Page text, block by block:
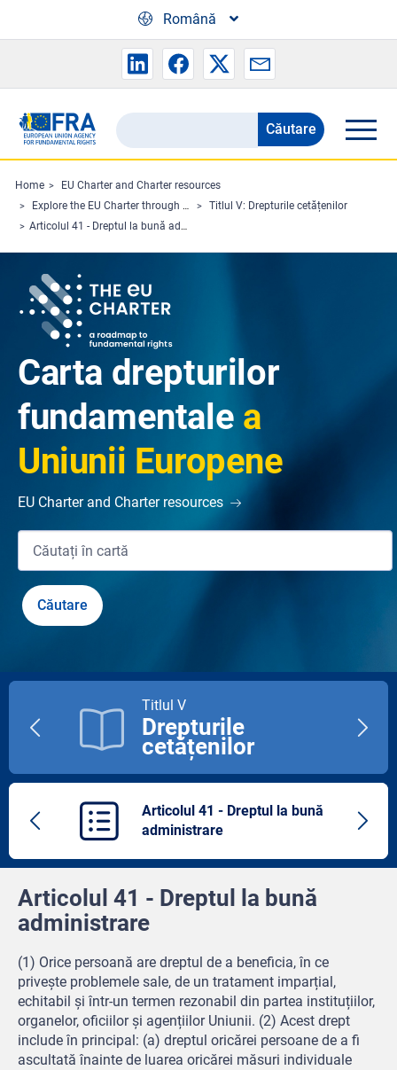
Română
Search
the
FRA
website
Căutare
Home
EU Charter and Charter resources
Explore the EU Charter through Charterpedia
Titlul V: Drepturile cetățenilor
Articolul 41 - Dreptul la bună administrare
Carta drepturilor
fundamentale a
Uniunii Europene
EU Charter and Charter resources
Titlul V
Drepturile
cetățenilor
Previous
Articolul 41 - Dreptul la bună
administrare
Articolul 41 - Dreptul la bună
administrare
(1) Orice persoană are dreptul de a beneficia, în ce
privește problemele sale, de un tratament imparțial,
echitabil și într-un termen rezonabil din partea instituțiilor,
organelor, oficiilor și agențiilor Uniunii. (2) Acest drept
include în principal: (a) dreptul oricărei persoane de a fi
ascultată înainte de luarea oricărei măsuri individuale